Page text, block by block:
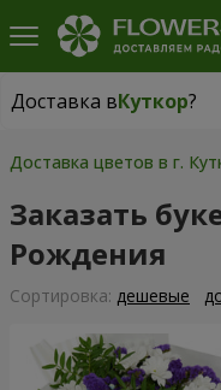
Доставка вКуткор?
Доставка вКуткор|
Доставка цветов в г.
Заказать
Рождения
Cортировка: дешевые